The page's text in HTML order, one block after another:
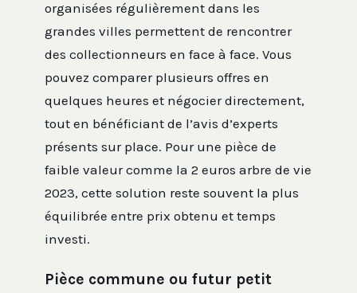
organisées régulièrement dans les
grandes villes permettent de rencontrer
des collectionneurs en face à face. Vous
pouvez comparer plusieurs offres en
quelques heures et négocier directement,
tout en bénéficiant de l’avis d’experts
présents sur place. Pour une pièce de
faible valeur comme la 2 euros arbre de vie
2023, cette solution reste souvent la plus
équilibrée entre prix obtenu et temps
investi.
Pièce commune ou futur petit